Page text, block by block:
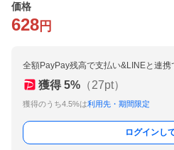
価格
628 円
全額PayPay残高で支払い&LINEと連携
獲得 5% （27pt）
獲得のうち4.5%は利用先・期間限定
ログインし